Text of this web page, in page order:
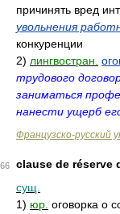
причинять вред
увольнения
конкуренции
2) лингвостран.
трудового
заниматься
нанести ущерб
Французско-русский
66
clause de réserve
сущ.
1) юр. оговорка о